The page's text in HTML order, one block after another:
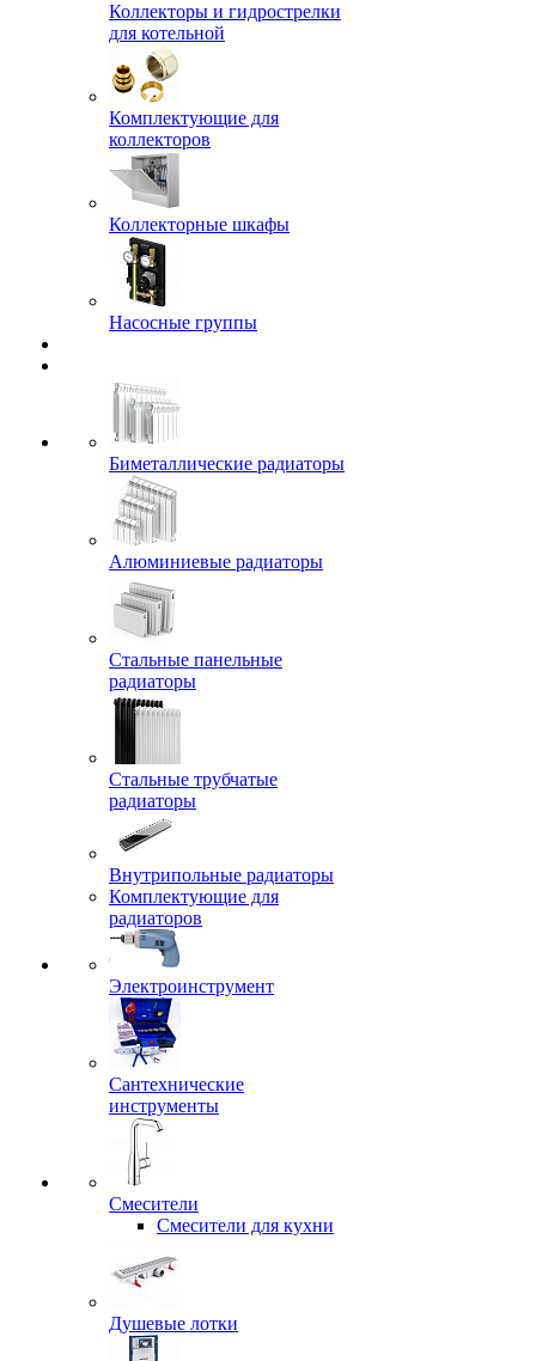
Коллекторы и гидрострелки
для котельной
Комплектующие для
коллекторов
Коллекторные шкафы
Насосные группы
Биметаллические радиаторы
Алюминиевые радиаторы
Стальные панельные
радиаторы
Стальные трубчатые
радиаторы
Внутрипольные радиаторы
Комплектующие для
радиаторов
Электроинструмент
Сантехнические
инструменты
Смесители
Смесители для кухни
Душевые лотки